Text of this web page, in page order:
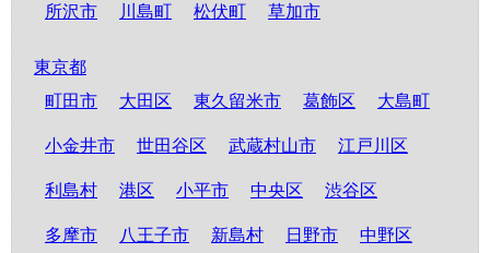
所沢市 川島町 松伏町 草加市
東京都
町田市
大田区 東久留米市 葛飾区 大島町
小金井市 世田谷区 武蔵村山市 江戸川区
利島村 港区 小平市 中央区 渋谷区
多摩市 八王子市 新島村 日野市 中野区